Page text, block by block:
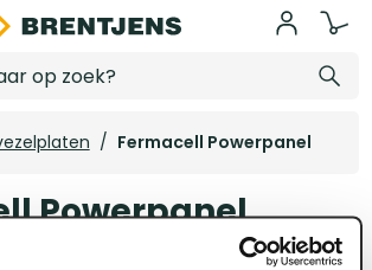
/ Fermacell Powerpanel
Powerpanel